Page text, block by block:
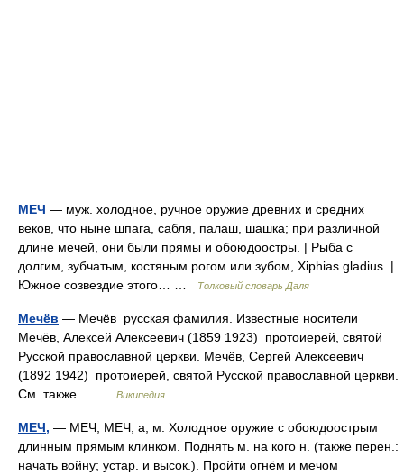
МЕЧ — муж. холодное, ручное оружие древних и средних
веков, что ныне шпага, сабля, палаш, шашка; при различной
длине мечей, они были прямы и обоюдоостры. | Рыба с
долгим, зубчатым, костяным рогом или зубом, Xiphias gladius. |
Южное созвездие этого… …
Толковый словарь Даля
Мечёв — Мечёв русская фамилия. Известные носители
Мечёв, Алексей Алексеевич (1859 1923) протоиерей, святой
Русской православной церкви. Мечёв, Сергей Алексеевич
(1892 1942) протоиерей, святой Русской православной церкви.
См. также… …
Википедия
МЕЧ, — МЕЧ, МЕЧ, а, м. Холодное оружие с обоюдоострым
длинным прямым клинком. Поднять м. на кого н. (также перен.:
начать войну; устар. и высок.). Пройти огнём и мечом